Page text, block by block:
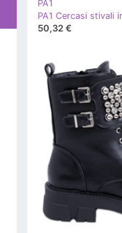
PA1
PA1 Cercasi stivali
50,32 €